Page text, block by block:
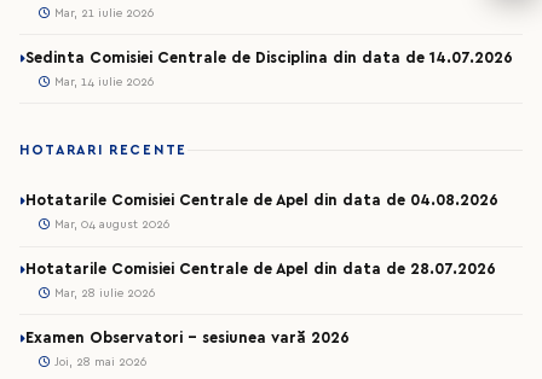
Mar, 21 iulie 2026
Sedinta Comisiei Centrale de Disciplina din data de 14.07.2026
Mar, 14 iulie 2026
HOTARARI RECENTE
Hotatarile Comisiei Centrale de Apel din data de 04.08.2026
Mar, 04 august 2026
Hotatarile Comisiei Centrale de Apel din data de 28.07.2026
Mar, 28 iulie 2026
Examen Observatori - sesiunea vară 2026
Joi, 28 mai 2026